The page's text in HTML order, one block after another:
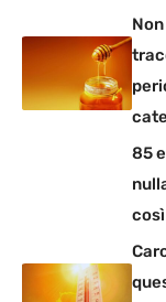
85